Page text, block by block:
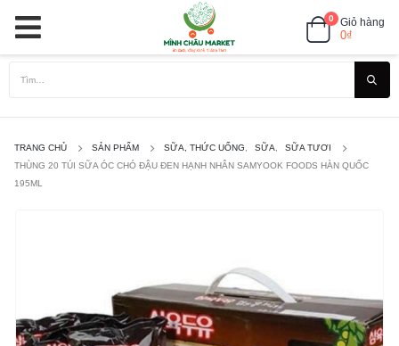
0 Giỏ hàng
0₫
TRANG CHỦ SẢN PHẨM SỮA, THỨC UỐNG SỮA
SỮA TƯƠI
THÙNG 20 TÚI SỮA ÓC CHÓ ĐẬU ĐEN HẠNH NHÂN SAMYOOK FOODS HÀN QUỐC
195ML